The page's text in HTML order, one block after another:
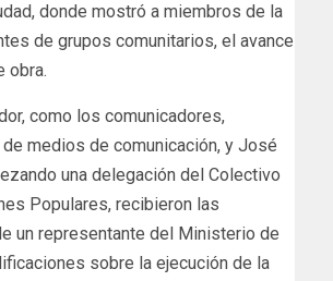
donde mostró a miembros de la
de grupos comunitarios, el avance
obra.
como los comunicadores,
medios de comunicación, y José
una delegación del Colectivo
Populares, recibieron las
un representante del Ministerio de
sobre la ejecución de la